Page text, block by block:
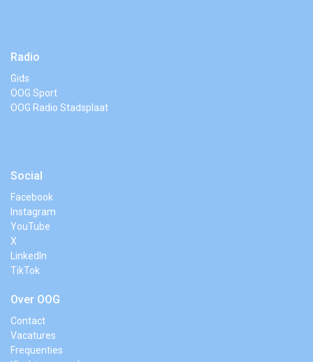
Radio
Gids
OOG Sport
OOG Radio Stadsplaat
Social
Facebook
Instagram
YouTube
X
LinkedIn
TikTok
Over OOG
Contact
Vacatures
Frequenties